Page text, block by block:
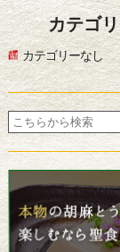
カテゴリ
カテゴリーなし